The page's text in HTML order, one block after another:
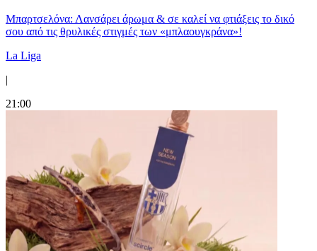
Μπαρτσελόνα: Λανσάρει άρωμα & σε καλεί να φτιάξεις το δικό
σου από τις θρυλικές στιγμές των «μπλαουγκράνα»!
La Liga
|
21:00